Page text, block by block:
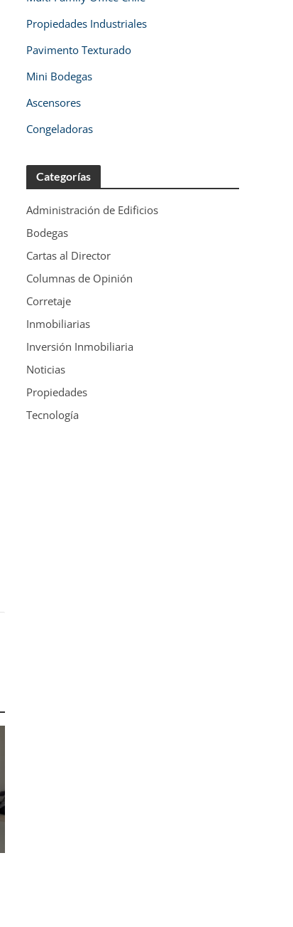
Propiedades Industriales
Pavimento Texturado
Mini Bodegas
Ascensores
Congeladoras
Categorías
Administración de Edificios
Bodegas
Cartas al Director
Columnas de Opinión
Corretaje
Inmobiliarias
Inversión Inmobiliaria
Noticias
Propiedades
Tecnología